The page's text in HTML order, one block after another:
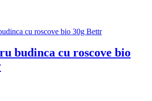
budinca cu roscove bio